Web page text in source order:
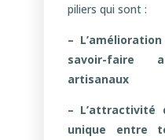
piliers qui sont :
–
savoir-faire
artisanaux
– L’attractivité
unique entre